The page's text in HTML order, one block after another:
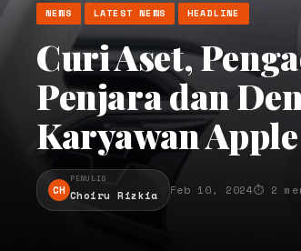
NEWS LATEST NEWS HEADLINE
Curi Aset,
Penjara dan
Karyawan Apple
CH
PENULIS
Choiru Rizkia Feb 10, 2024⏱ 2